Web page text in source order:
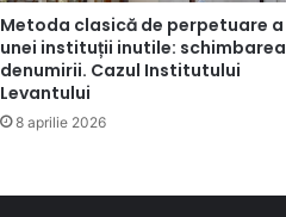
Metoda clasică de perpetuare a
unei instituții inutile: schimbarea
denumirii. Cazul Institutului
Levantului
8 aprilie 2026